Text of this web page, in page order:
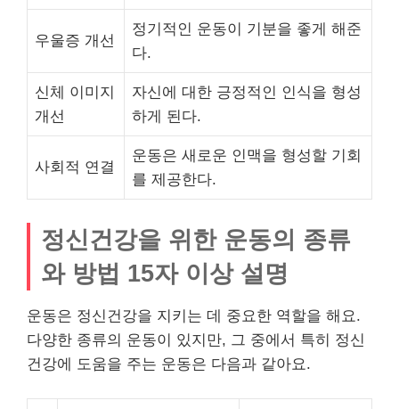
우울증 개선
정기적인 운동이 기분을 좋게 해준
다.
신체 이미지
개선
자신에 대한 긍정적인 인식을 형성
하게 된다.
사회적 연결
운동은 새로운 인맥을 형성할 기회
를 제공한다.
정신건강을 위한 운동의 종류
와 방법 15자 이상 설명
운동은 정신건강을 지키는 데 중요한 역할을 해요.
다양한 종류의 운동이 있지만, 그 중에서 특히 정신
건강에 도움을 주는 운동은 다음과 같아요.